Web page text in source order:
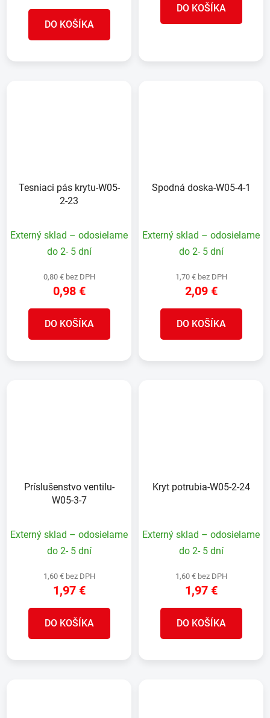
DO KOŠÍKA
DO KOŠÍKA
Tesniaci pás krytu-W05-
2-23
Externý sklad – odosielame
do 2- 5 dní
0,80 € bez DPH
0,98 €
DO KOŠÍKA
Spodná doska-W05-4-1
Externý sklad – odosielame
do 2- 5 dní
1,70 € bez DPH
2,09 €
DO KOŠÍKA
Príslušenstvo ventilu-
W05-3-7
Externý sklad – odosielame
do 2- 5 dní
1,60 € bez DPH
1,97 €
DO KOŠÍKA
Kryt potrubia-W05-2-24
Externý sklad – odosielame
do 2- 5 dní
1,60 € bez DPH
1,97 €
DO KOŠÍKA